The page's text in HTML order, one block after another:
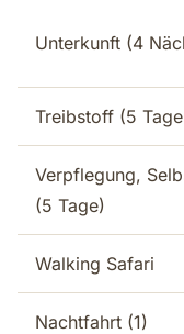
Unterkunft (4
Treibstoff (5
Verpflegung,
(5 Tage)
Walking Safari
Nachtfahrt (1)